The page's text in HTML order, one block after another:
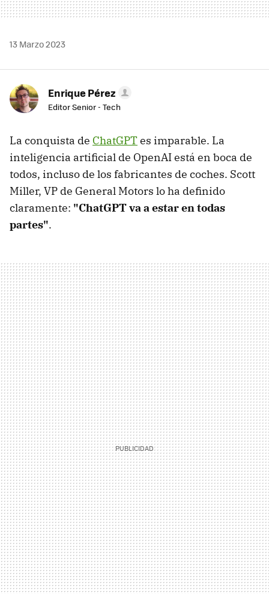
13 Marzo 2023
Enrique Pérez
Editor Senior - Tech
La conquista de ChatGPTes imparable. La
inteligencia artificial de OpenAI está en boca de
todos, incluso de los fabricantes de coches. Scott
Miller, VP de General Motors lo ha definido
claramente: "ChatGPT va a estar en todas
partes".